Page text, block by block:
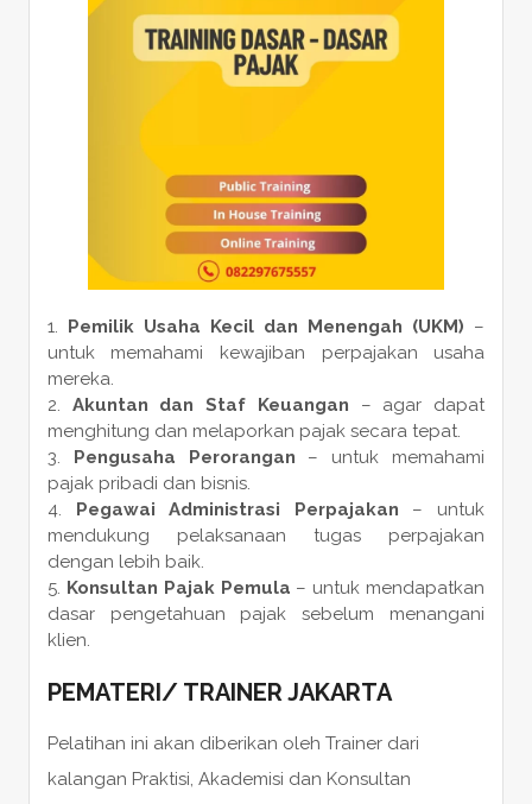
Pemilik Usaha Kecil dan Menengah (UKM) –
untuk memahami kewajiban perpajakan usaha
mereka.
Akuntan dan Staf Keuangan – agar dapat
menghitung dan melaporkan pajak secara tepat.
Pengusaha Perorangan – untuk memahami
pajak pribadi dan bisnis.
Pegawai Administrasi Perpajakan – untuk
mendukung pelaksanaan tugas perpajakan
dengan lebih baik.
Konsultan Pajak Pemula – untuk mendapatkan
dasar pengetahuan pajak sebelum menangani
klien.
PEMATERI/ TRAINERJAKARTA
Pelatihan ini akan diberikan oleh Trainer dari
kalangan Praktisi, Akademisi dan Konsultan